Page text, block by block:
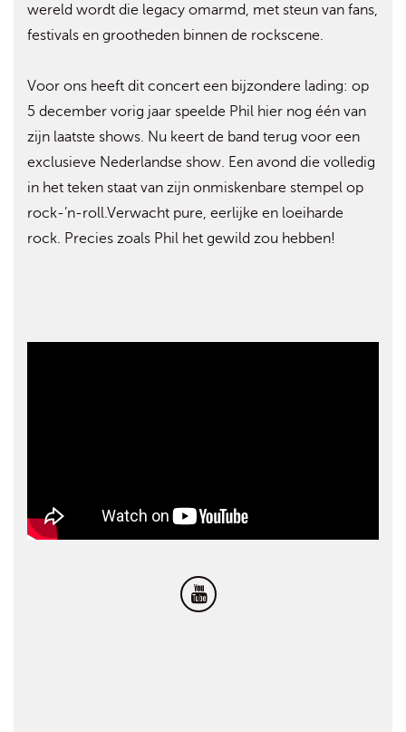
wereld wordt die legacy omarmd, met steun van fans,
festivals en grootheden binnen de rockscene.
Voor ons heeft dit concert een bijzondere lading: op
5 december vorig jaar speelde Phil hier nog één van
zijn laatste shows. Nu keert de band terug voor een
exclusieve Nederlandse show. Een avond die volledig
in het teken staat van zijn onmiskenbare stempel op
rock-’n-roll.Verwacht pure, eerlijke en loeiharde
rock. Precies zoals Phil het gewild zou hebben!